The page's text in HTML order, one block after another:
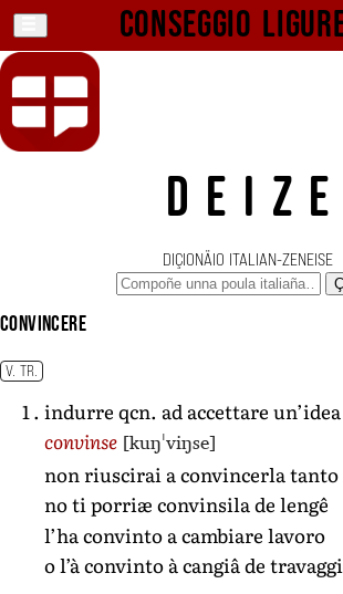
Conseggio
DEIZE
DIÇIONÄIO ITALIAN-ZENEISE
convincere
V. TR.
indurre qcn. ad accettare
convinse [kuŋˈviŋse]
non riuscirai a convincerla
no ti porriæ convinsila de lengê
l’ha convinto a cambiare lavoro
o l’à convinto à cangiâ de